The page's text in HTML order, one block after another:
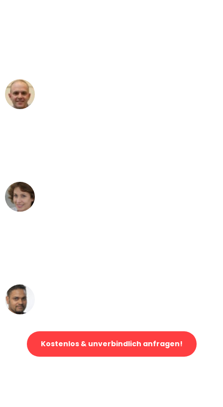
Kostenlos & unverbindlich anfragen!